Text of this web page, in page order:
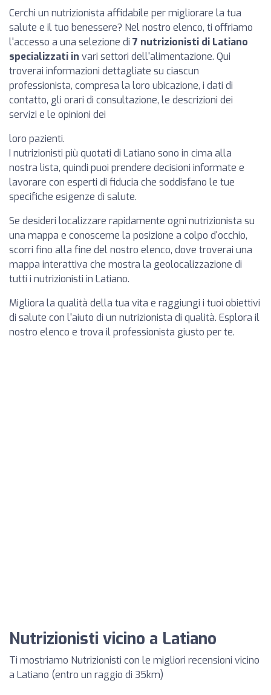
Cerchi un nutrizionista affidabile per migliorare la tua
salute e il tuo benessere? Nel nostro elenco, ti offriamo
l'accesso a una selezione di 7 nutrizionisti di Latiano
specializzati in vari settori dell'alimentazione. Qui
troverai informazioni dettagliate su ciascun
professionista, compresa la loro ubicazione, i dati di
contatto, gli orari di consultazione, le descrizioni dei
servizi e le opinioni dei
loro pazienti.
I nutrizionisti più quotati di Latiano sono in cima alla
nostra lista, quindi puoi prendere decisioni informate e
lavorare con esperti di fiducia che soddisfano le tue
specifiche esigenze di salute.
Se desideri localizzare rapidamente ogni nutrizionista su
una mappa e conoscerne la posizione a colpo d'occhio,
scorri fino alla fine del nostro elenco, dove troverai una
mappa interattiva che mostra la geolocalizzazione di
tutti i nutrizionisti in Latiano.
Migliora la qualità della tua vita e raggiungi i tuoi obiettivi
di salute con l'aiuto di un nutrizionista di qualità. Esplora il
nostro elenco e trova il professionista giusto per te.
Nutrizionisti vicino a Latiano
Ti mostriamo Nutrizionisti con le migliori recensioni vicino
a Latiano (entro un raggio di 35km)